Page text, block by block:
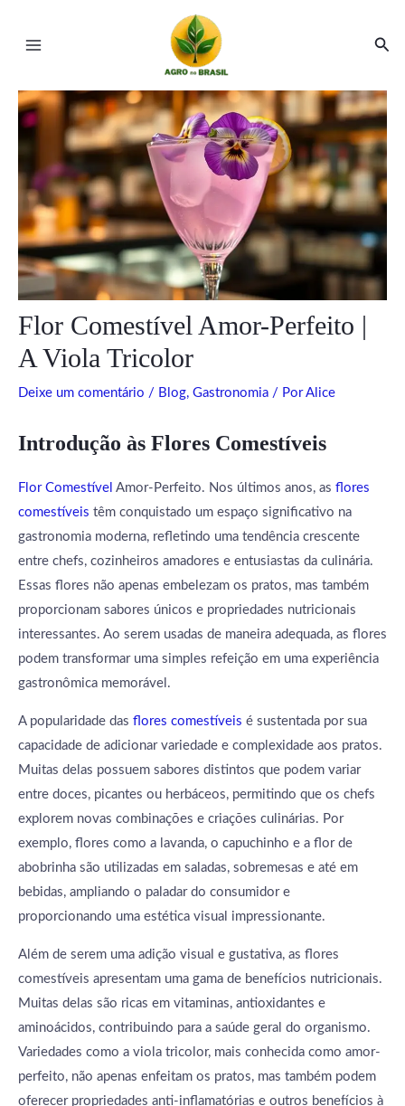
Menu
Flor Comestível Amor-Perfeito |
A Viola Tricolor
Deixe um comentário / Blog, Gastronomia / PorAlice
Introdução às Flores Comestíveis
Flor Comestível Amor-Perfeito. Nos últimos anos, as flores
comestíveis têm conquistado um espaço significativo na
gastronomia moderna, refletindo uma tendência crescente
entre chefs, cozinheiros amadores e entusiastas da culinária.
Essas flores não apenas embelezam os pratos, mas também
proporcionam sabores únicos e propriedades nutricionais
interessantes. Ao serem usadas de maneira adequada, as flores
podem transformar uma simples refeição em uma experiência
gastronômica memorável.
A popularidade das flores comestíveis é sustentada por sua
capacidade de adicionar variedade e complexidade aos pratos.
Muitas delas possuem sabores distintos que podem variar
entre doces, picantes ou herbáceos, permitindo que os chefs
explorem novas combinações e criações culinárias. Por
exemplo, flores como a lavanda, o capuchinho e a flor de
abobrinha são utilizadas em saladas, sobremesas e até em
bebidas, ampliando o paladar do consumidor e
proporcionando uma estética visual impressionante.
Além de serem uma adição visual e gustativa, as flores
comestíveis apresentam uma gama de benefícios nutricionais.
Muitas delas são ricas em vitaminas, antioxidantes e
aminoácidos, contribuindo para a saúde geral do organismo.
Variedades como a viola tricolor, mais conhecida como amor-
perfeito, não apenas enfeitam os pratos, mas também podem
oferecer propriedades anti-inflamatórias e outros benefícios à